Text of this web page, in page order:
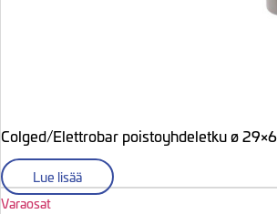
Colged/Elettrobar poistoyhdeletku ø
Lue lisää
Varaosat